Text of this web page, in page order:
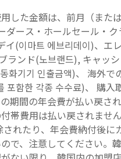
した金額は、前月（また
ダース・ホールセール・
(이마트 에브리데이)、エ
ランド(노브랜드), キャッ
화기기 인출금액)、 海外
포함한 각종 수수료)、 購
期間の年会費が払い戻さ
帯費用は払い戻されませ
れたり、年会費納付後
で、注意してください。